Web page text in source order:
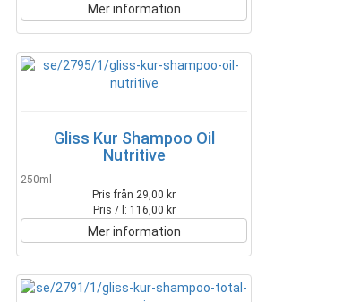
Mer information
Gliss Kur Shampoo Oil
Nutritive
250ml
Pris från 29,00 kr
Pris / l: 116,00 kr
Mer information